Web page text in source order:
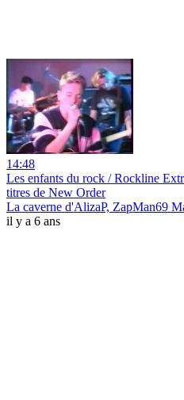
14:48
Les enfants du rock / Rockline
titres de New Order
La caverne d'AlizaP, ZapMan69
il y a 6 ans